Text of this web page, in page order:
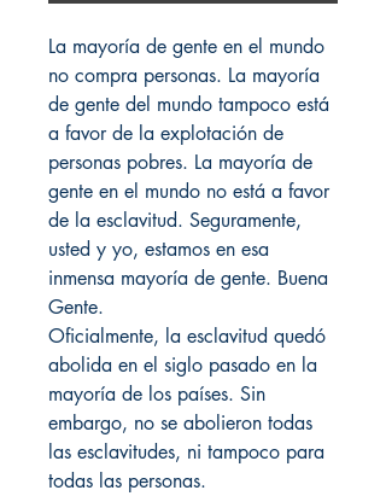
La mayoría de gente en el mundo
no compra personas. La mayoría
de gente del mundo tampoco está
a favor de la explotación de
personas pobres. La mayoría de
gente en el mundo no está a favor
de la esclavitud. Seguramente,
usted y yo, estamos en esa
inmensa mayoría de gente. Buena
Gente.
Oficialmente, la esclavitud quedó
abolida en el siglo pasado en la
mayoría de los países. Sin
embargo, no se abolieron todas
las esclavitudes, ni tampoco para
todas las personas.